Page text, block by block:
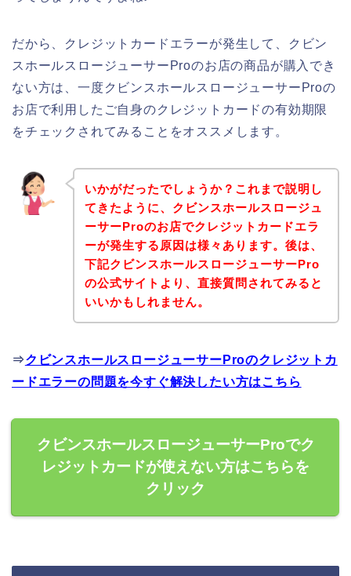
だから、クレジットカードエラーが発生して、クビン
スホールスロージューサーProのお店の商品が購入でき
ない方は、一度クビンスホールスロージューサーProの
お店で利用したご自身のクレジットカードの有効期限
をチェックされてみることをオススメします。
いかがだったでしょうか？これまで説明し
てきたように、クビンスホールスロージュ
ーサーProのお店でクレジットカードエラ
ーが発生する原因は様々あります。後は、
下記クビンスホールスロージューサーPro
の公式サイトより、直接質問されてみると
いいかもしれません。
⇒クビンスホールスロージューサーProのクレジットカ
ードエラーの問題を今すぐ解決したい方はこちら
クビンスホールスロージューサーProでク
レジットカードが使えない方はこちらを
クリック